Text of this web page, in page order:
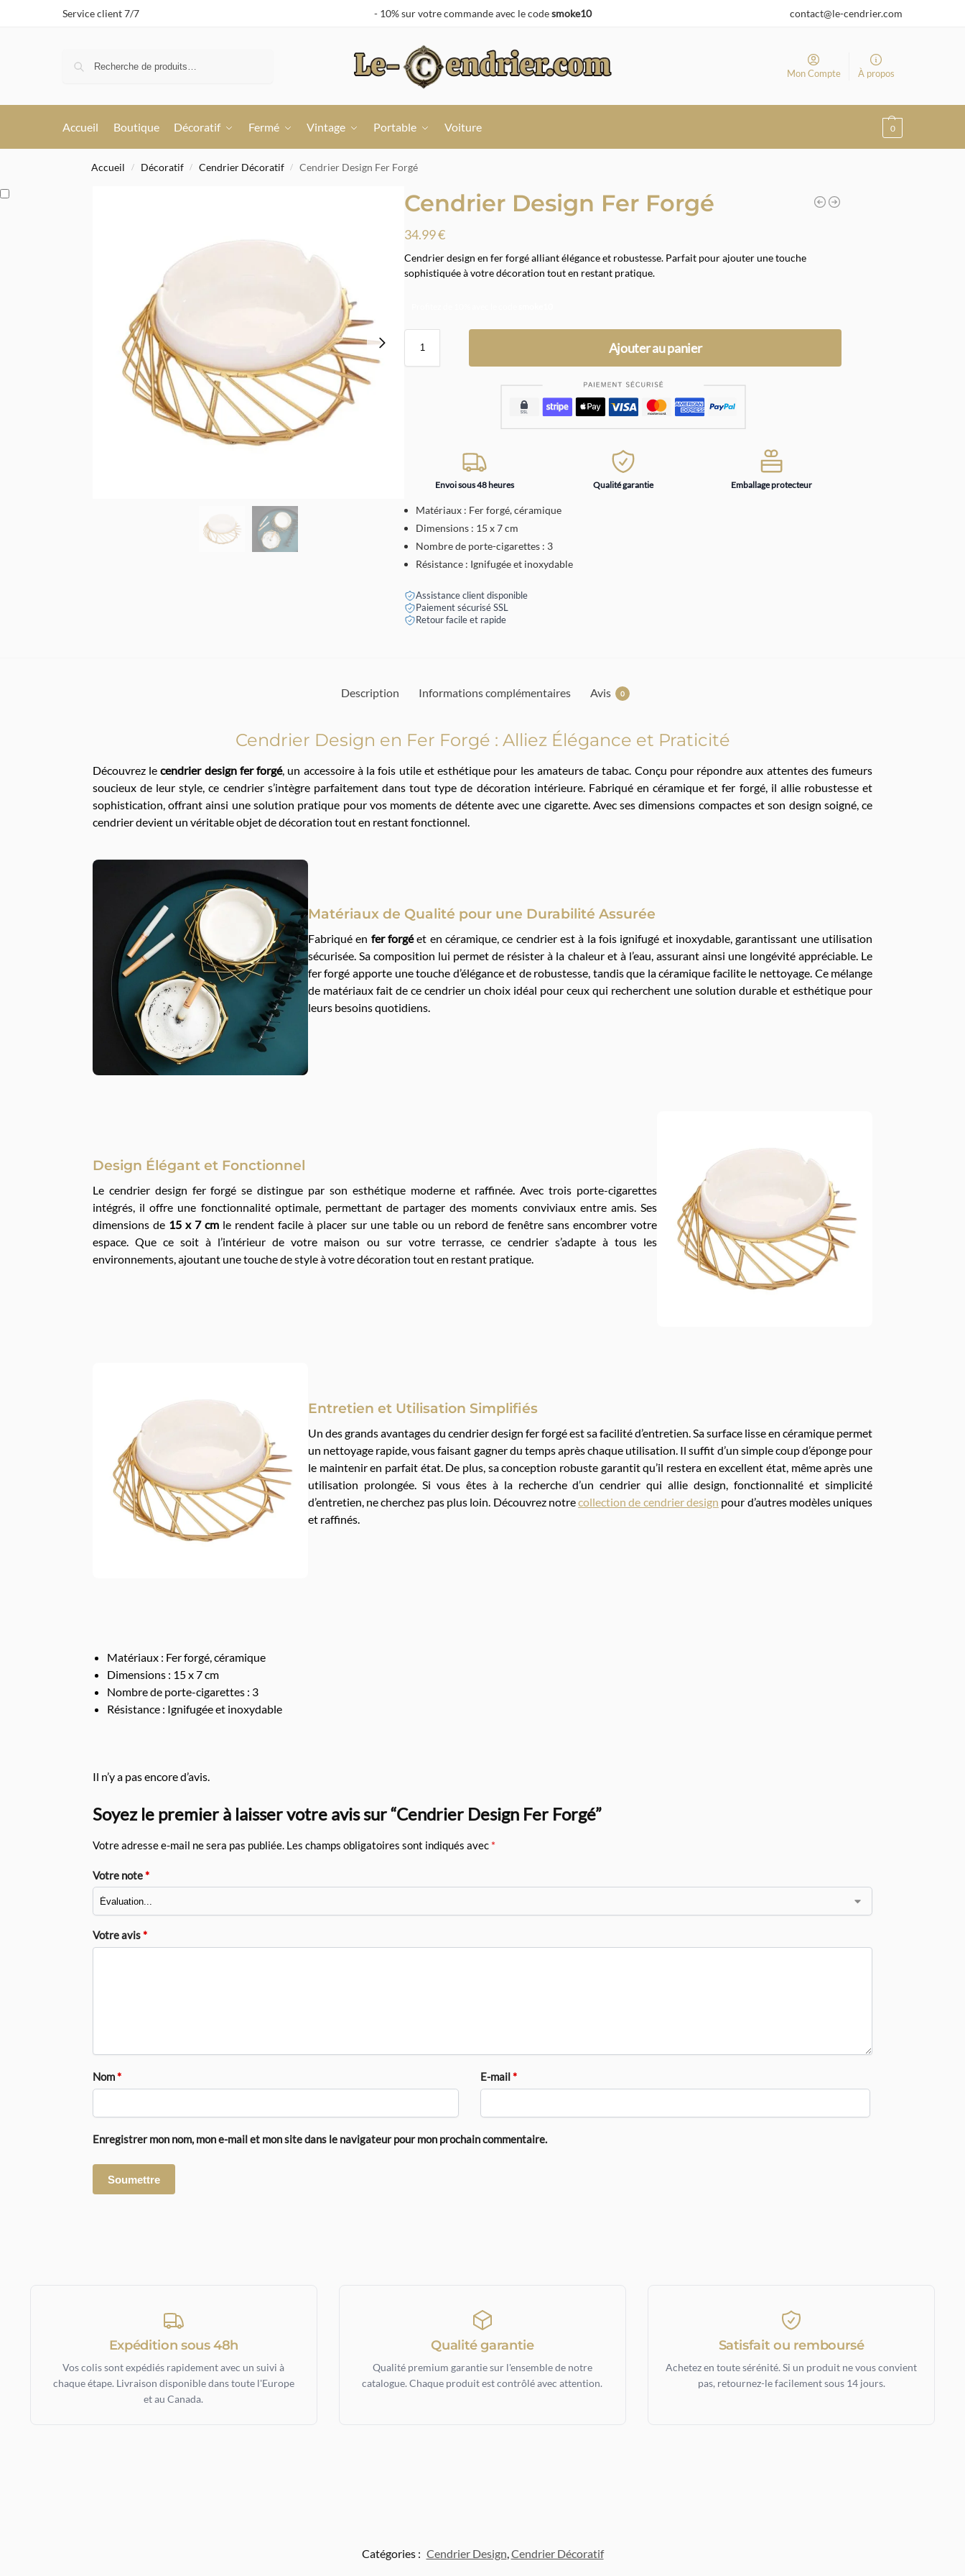
Service client 7/7 - 10% sur votre commande avec le codesmoke10 contact@le-cendrier.com
Mon Compte À propos
Accueil Boutique Décoratif Fermé Vintage Portable Voiture 0
Accueil / Décoratif / Cendrier Décoratif / Cendrier Design Fer Forgé
Cendrier Design Fer Forgé
34.99€
Cendrier design en fer forgé alliant élégance et robustesse. Parfait pour ajouter une touche
sophistiquée à votre décoration tout en restant pratique.
Ajouter au panier
Envoi sous 48 heures Qualité garantie Emballage protecteur
Matériaux : Fer forgé, céramique
Dimensions : 15 x 7 cm
Nombre de porte-cigarettes : 3
Résistance : Ignifugée et inoxydable
Assistance client disponible
Paiement sécurisé SSL
Retour facile et rapide
Description Informations complémentaires Avis 0
Cendrier Design en Fer Forgé : Alliez Élégance et Praticité
Découvrez lecendrier design fer forgé, un accessoire à la fois utile et esthétique pour les amateurs de tabac. Conçu pour répondre aux attentes des fumeurs
soucieux de leur style, ce cendrier s’intègre parfaitement dans tout type de décoration intérieure. Fabriqué en céramique et fer forgé, il allie robustesse et
sophistication, offrant ainsi une solution pratique pour vos moments de détente avec une cigarette. Avec ses dimensions compactes et son design soigné, ce
cendrier devient un véritable objet de décoration tout en restant fonctionnel.
Matériaux de Qualité pour une Durabilité Assurée
Fabriqué en fer forgéet en céramique, ce cendrier est à la fois ignifugé et inoxydable, garantissant une utilisation
sécurisée. Sa composition lui permet de résister à la chaleur et à l’eau, assurant ainsi une longévité appréciable. Le
fer forgé apporte une touche d’élégance et de robustesse, tandis que la céramique facilite le nettoyage. Ce mélange
de matériaux fait de ce cendrier un choix idéal pour ceux qui recherchent une solution durable et esthétique pour
leurs besoins quotidiens.
Design Élégant et Fonctionnel
Le cendrier design fer forgé se distingue par son esthétique moderne et raffinée. Avec trois porte-cigarettes
intégrés, il offre une fonctionnalité optimale, permettant de partager des moments conviviaux entre amis. Ses
dimensions de 15 x 7 cm le rendent facile à placer sur une table ou un rebord de fenêtre sans encombrer votre
espace. Que ce soit à l’intérieur de votre maison ou sur votre terrasse, ce cendrier s’adapte à tous les
environnements, ajoutant une touche de style à votre décoration tout en restant pratique.
Entretien et Utilisation Simplifiés
Un des grands avantages du cendrier design fer forgé est sa facilité d’entretien. Sa surface lisse en céramique permet
un nettoyage rapide, vous faisant gagner du temps après chaque utilisation. Il suffit d’un simple coup d’éponge pour
le maintenir en parfait état. De plus, sa conception robuste garantit qu’il restera en excellent état, même après une
utilisation prolongée. Si vous êtes à la recherche d’un cendrier qui allie design, fonctionnalité et simplicité
d’entretien, ne cherchez pas plus loin. Découvrez notrecollection de cendrier design pour d’autres modèles uniques
et raffinés.
Matériaux : Fer forgé, céramique
Dimensions : 15 x 7 cm
Nombre de porte-cigarettes : 3
Résistance : Ignifugée et inoxydable
Il n’y a pas encore d’avis.
Soyez le premier à laisser votre avis sur “Cendrier Design Fer Forgé”
Votre adresse e-mail ne sera pas publiée. Les champs obligatoires sont indiqués avec *
Votre note*
Votre avis*
Nom* E-mail*
Enregistrer mon nom, mon e-mail et mon site dans le navigateur pour mon prochain commentaire.
Expédition sous 48h
Vos colis sont expédiés rapidement avec un suivi à
chaque étape. Livraison disponible dans toute l'Europe
et au Canada.
Qualité garantie
Qualité premium garantie sur l'ensemble de notre
catalogue. Chaque produit est contrôlé avec attention.
Satisfait ou remboursé
Achetez en toute sérénité. Si un produit ne vous convient
pas, retournez-le facilement sous 14 jours.
Catégories : Cendrier Design Cendrier Décoratif